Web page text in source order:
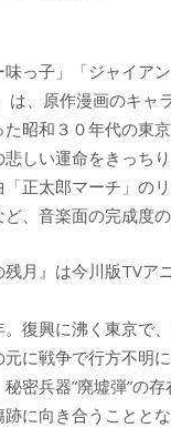
っ子」「ジャイ
は、原作漫画のキ
昭和３０年代の東
しい運命をきっち
正太郎マーチ」の
、音楽面の完成度の
』は今川版TVア
復興に沸く東京で
に戦争で行方不明
密兵器”廃墟弾”の
に向き合うこととな